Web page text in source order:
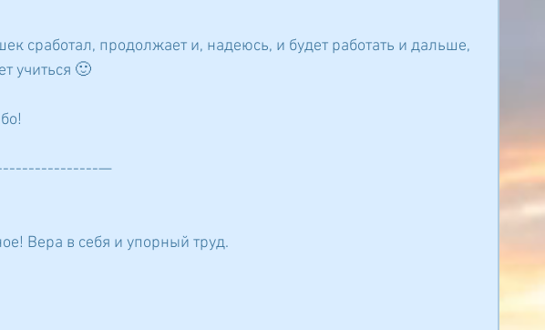
сработал, продолжает и, надеюсь, и будет работать и дальше,
учиться 🙂
—
Вера в себя и упорный труд.